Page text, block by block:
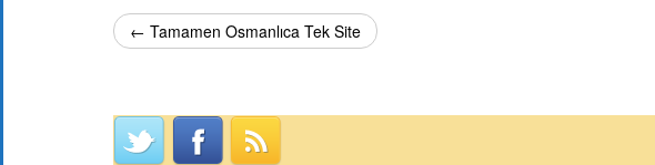
← Tamamen Osmanlıca Tek Site